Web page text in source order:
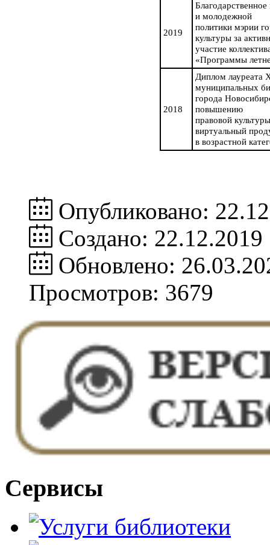
2019
и молодежной
политики мэрии
культуры за
участие
«Программы
2018
Диплом лауреата
муниципальных
города
повышению
правовой
виртуальный
в возрастной
Опубликовано:
Создано: 22.12.2019
Обновлено:
Просмотров: 3679
Сервисы